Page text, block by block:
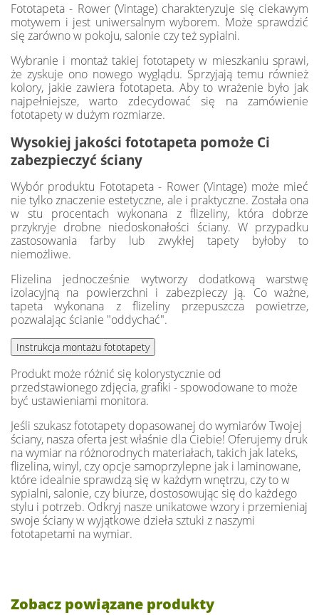
Fototapeta - Rower (Vintage) charakteryzuje się ciekawym
motywem i jest uniwersalnym wyborem. Może sprawdzić
się zarówno w pokoju, salonie czy też sypialni.
Wybranie i montaż takiej fototapety w mieszkaniu sprawi,
że zyskuje ono nowego wyglądu. Sprzyjają temu również
kolory, jakie zawiera fototapeta. Aby to wrażenie było jak
najpełniejsze, warto zdecydować się na zamówienie
fototapety w dużym rozmiarze.
Wysokiej jakości fototapeta pomoże Ci
zabezpieczyć ściany
Wybór produktu Fototapeta - Rower (Vintage) może mieć
nie tylko znaczenie estetyczne, ale i praktyczne. Została ona
w stu procentach wykonana z flizeliny, która dobrze
przykryje drobne niedoskonałości ściany. W przypadku
zastosowania farby lub zwykłej tapety byłoby to
niemożliwe.
Flizelina jednocześnie wytworzy dodatkową warstwę
izolacyjną na powierzchni i zabezpieczy ją. Co ważne,
tapeta wykonana z flizeliny przepuszcza powietrze,
pozwalając ścianie "oddychać".
Produkt może różnić się kolorystycznie od
przedstawionego zdjęcia, grafiki - spowodowane to może
być ustawieniami monitora.
Jeśli szukasz fototapety dopasowanej do wymiarów Twojej
ściany, nasza oferta jest właśnie dla Ciebie! Oferujemy druk
na wymiar na różnorodnych materiałach, takich jak lateks,
flizelina, winyl, czy opcje samoprzylepne jak i laminowane,
które idealnie sprawdzą się w każdym wnętrzu, czy to w
sypialni, salonie, czy biurze, dostosowując się do każdego
stylu i potrzeb. Odkryj nasze unikatowe wzory i przemieniaj
swoje ściany w wyjątkowe dzieła sztuki z naszymi
fototapetami na wymiar.
Zobacz powiązane produkty